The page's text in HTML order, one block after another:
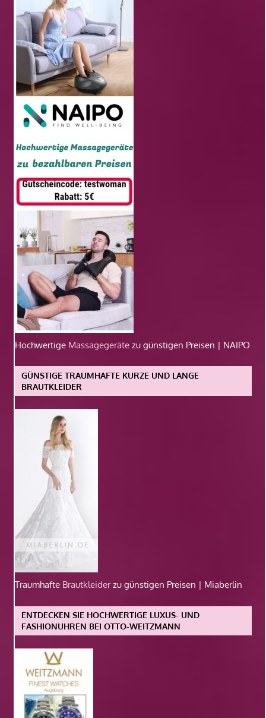
Hochwertige Massagegeräte zu günstigen Preisen | NAIPO
GÜNSTIGE TRAUMHAFTE KURZE UND LANGE
BRAUTKLEIDER
Traumhafte Brautkleiderzu günstigen Preisen | Miaberlin
ENTDECKEN SIE HOCHWERTIGE LUXUS- UND
FASHIONUHREN BEI OTTO-WEITZMANN